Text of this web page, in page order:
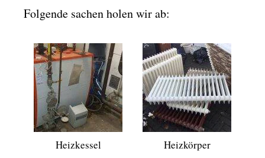
Folgende sachen holen wir ab:
Heizkessel Heizkörper